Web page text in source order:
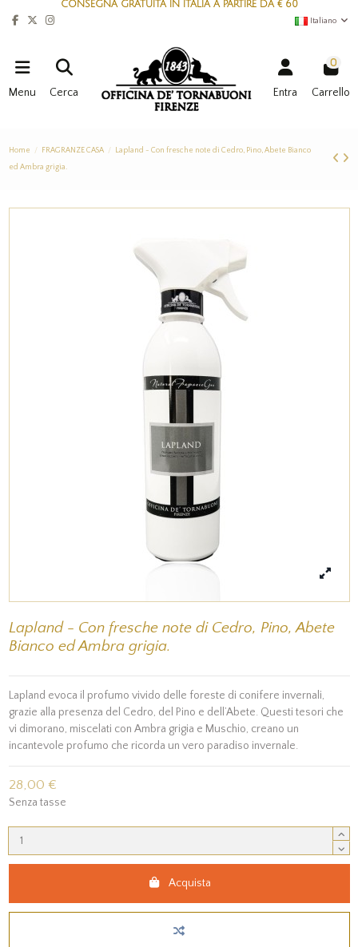
CONSEGNA GRATUITA IN ITALIA A PARTIRE DA € 60
Italiano
Menu Cerca Entra
0
Carrello
Home FRAGRANZE CASA
Lapland - Con fresche note di Cedro, Pino, Abete Bianco
ed Ambra grigia.
Lapland - Con fresche note di Cedro, Pino, Abete
Bianco ed Ambra grigia.
Lapland evoca il profumo vivido delle foreste di conifere invernali,
grazie alla presenza del Cedro, del Pino e dell’Abete. Questi tesori che
vi dimorano, miscelati con Ambra grigia e Muschio, creano un
incantevole profumo che ricorda un vero paradiso invernale.
28,00 €
Senza tasse
Acquista